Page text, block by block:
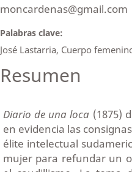
moncardenas@gmail.com
Palabras clave:
José Lastarria, Cuerpo
Resumen
Diario de una loca (1875)
en evidencia las
élite intelectual
mujer para refundar un